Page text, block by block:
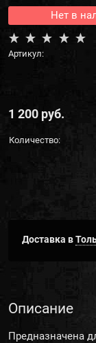
Нет в
Артикул:
1 200 руб.
Количество:
Доставка в
Описание
Предназначена